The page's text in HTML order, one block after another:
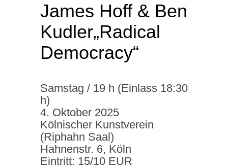
James Hoff & Ben
Kudler„Radical
Democracy“
Samstag / 19 h (Einlass 18:30
h)
4. Oktober 2025
Kölnischer Kunstverein
(Riphahn Saal)
Hahnenstr. 6, Köln
Eintritt: 15/10 EUR